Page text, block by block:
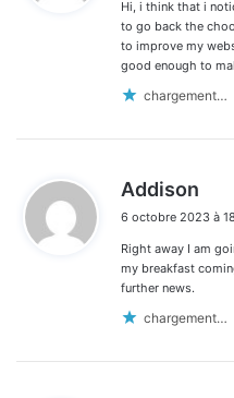
:
Hi, i think that i
to go back the
to improve my
good enough to
chargement…
Addison
t
:
6 octobre 2023 à
Right away I am
my breakfast
further news.
chargement…